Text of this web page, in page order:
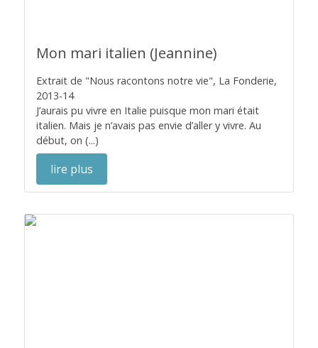
Mon mari italien (Jeannine)
Extrait de "Nous racontons notre vie", La Fonderie,
2013-14
J’aurais pu vivre en Italie puisque mon mari était
italien. Mais je n’avais pas envie d’aller y vivre. Au
début, on (...)
lire plus